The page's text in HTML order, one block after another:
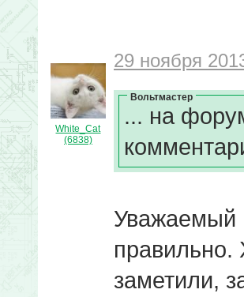
White_Cat
(6838)
29 ноября
Вольтмастер
... на
Уважаемый
заметили,